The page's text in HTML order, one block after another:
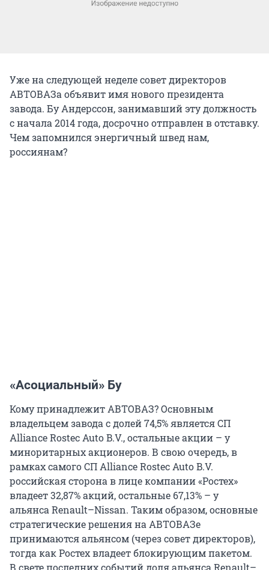
Уже на следующей неделе совет директоров
АВТОВАЗа объявит имя нового президента
завода. Бу Андерссон, занимавший эту должность
с начала 2014 года, досрочно отправлен в отставку.
Чем запомнился энергичный швед нам,
россиянам?
«Асоциальный» Бу
Кому принадлежит АВТОВАЗ? Основным
владельцем завода с долей 74,5% является СП
Alliance Rostec Auto B.V., остальные акции – у
миноритарных акционеров. В свою очередь, в
рамках самого СП Alliance Rostec Auto B.V.
российская сторона в лице компании «Ростех»
владеет 32,87% акций, остальные 67,13% – у
альянса Renault–Nissan. Таким образом, основные
стратегические решения на АВТОВАЗе
принимаются альянсом (через совет директоров),
тогда как Ростех владеет блокирующим пакетом.
В свете последних событий доля альянса Renault–